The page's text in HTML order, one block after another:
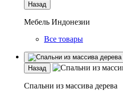
Назад
Мебель Индонезии
Все товары
Назад
Спальни из массива дерева